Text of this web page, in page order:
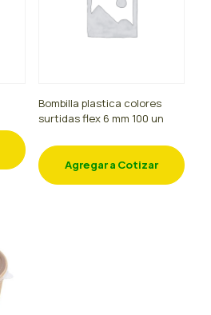
Bombilla plastica colores
surtidas flex 6 mm 100 un
Agregar a Cotizar